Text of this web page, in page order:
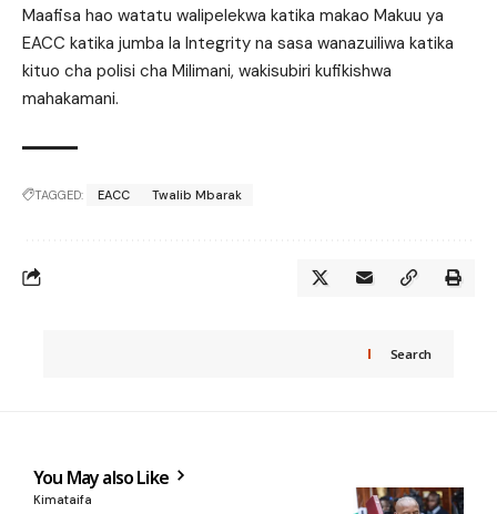
Maafisa hao watatu walipelekwa katika makao Makuu ya
EACC katika jumba la Integrity na sasa wanazuiliwa katika
kituo cha polisi cha Milimani, wakisubiri kufikishwa
mahakamani.
TAGGED: EACC Twalib Mbarak
Search
You May also Like
Kimataifa